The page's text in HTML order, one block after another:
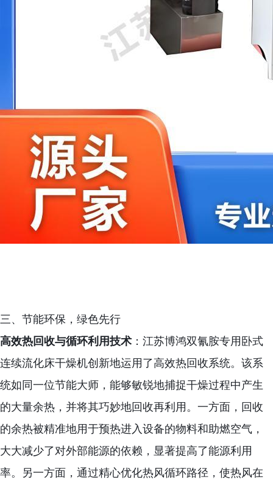
三、节能环保，绿色先行
高效热回收与循环利用技术 ：江苏博鸿双氰胺专用卧式
连续流化床干燥机创新地运用了高效热回收系统。该系
统如同一位节能大师，能够敏锐地捕捉干燥过程中产生
的大量余热，并将其巧妙地回收再利用。一方面，回收
的余热被精准地用于预热进入设备的物料和助燃空气，
大大减少了对外部能源的依赖，显著提高了能源利用
率。另一方面，通过精心优化热风循环路径，使热风在